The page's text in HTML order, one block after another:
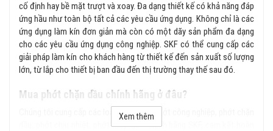
cố định hay bề mặt trượt và xoay. Đa dạng thiết kế có khả năng đáp
ứng hầu như toàn bộ tất cả các yêu cầu ứng dụng. Không chỉ là các
ứng dụng làm kín đơn giản mà còn có một dãy sản phẩm đa dạng
cho các yêu cầu ứng dụng công nghiệp. SKF có thể cung cấp các
giải pháp làm kín cho khách hàng từ thiết kế đến sản xuất số lượng
lớn, từ lắp cho thiết bị ban đầu đến thị trường thay thế sau đó.
Mua phớt chặn dầu chính hãng ở đâu?
Chúng tôi cung cấp các loại sản phẩm phớt công nghiệp, phớt chặn
dầu, phớt chịu nhiệt, phớt thủy lực... chính hãng SKF, cam kết hoàn
Xem thêm